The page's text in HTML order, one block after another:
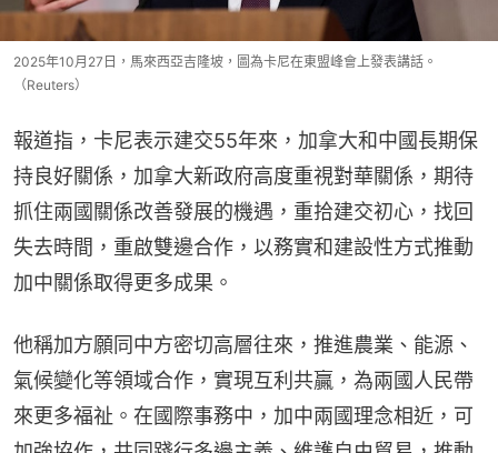
2025年10月27日，馬來西亞吉隆坡，圖為卡尼在東盟峰會上發表講話。
（Reuters）
報道指，卡尼表示建交55年來，加拿大和中國長期保
持良好關係，加拿大新政府高度重視對華關係，期待
抓住兩國關係改善發展的機遇，重拾建交初心，找回
失去時間，重啟雙邊合作，以務實和建設性方式推動
加中關係取得更多成果。
他稱加方願同中方密切高層往來，推進農業、能源、
氣候變化等領域合作，實現互利共贏，為兩國人民帶
來更多福祉。在國際事務中，加中兩國理念相近，可